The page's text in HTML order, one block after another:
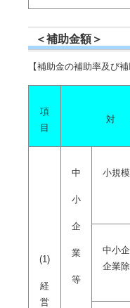
＜補助金額＞
【補助金の補助率及び補
項
目
対
(1)
経
営
中
小
企
業
等
小規
中小
企業